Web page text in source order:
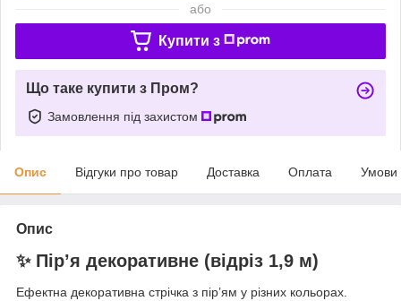
або
Купити з
Що таке купити з Пром?
Замовлення під захистом
Опис Відгуки про товар Доставка Оплата Умови
Опис
✨ Пір’я декоративне (відріз 1,9 м)
Ефектна декоративна стрічка з пір’ям у різних кольорах.